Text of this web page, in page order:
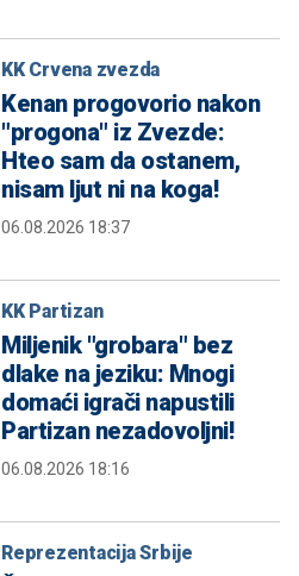
KK Crvena zvezda
Kenan progovorio nakon
"progona" iz Zvezde:
Hteo sam da ostanem,
nisam ljut ni na koga!
06.08.2026 18:37
KK Partizan
Miljenik "grobara" bez
dlake na jeziku: Mnogi
domaći igrači napustili
Partizan nezadovoljni!
06.08.2026 18:16
Reprezentacija Srbije